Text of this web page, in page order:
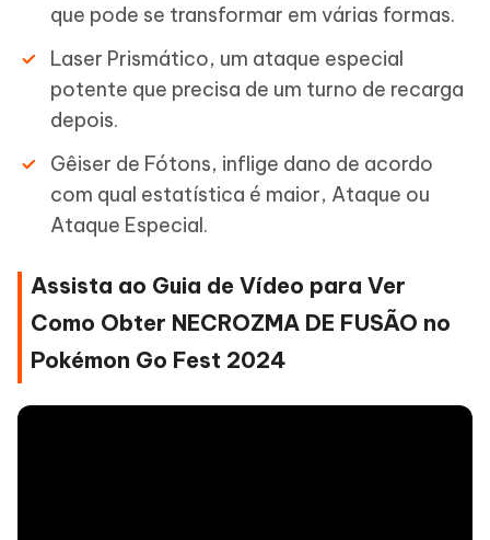
que pode se transformar em várias formas.
Laser Prismático, um ataque especial
potente que precisa de um turno de recarga
depois.
Gêiser de Fótons, inflige dano de acordo
com qual estatística é maior, Ataque ou
Ataque Especial.
Assista ao Guia de Vídeo para Ver
Como Obter NECROZMA DE FUSÃO no
Pokémon Go Fest 2024